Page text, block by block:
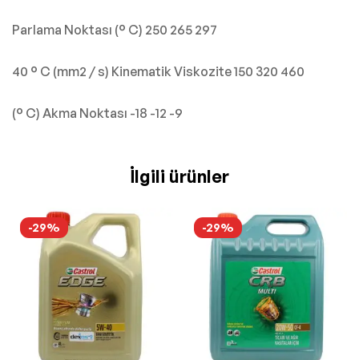
Parlama Noktası (° C) 250 265 297
40 ° C (mm2 / s) Kinematik Viskozite 150 320 460
(° C) Akma Noktası -18 -12 -9
İlgili ürünler
-29% -29%